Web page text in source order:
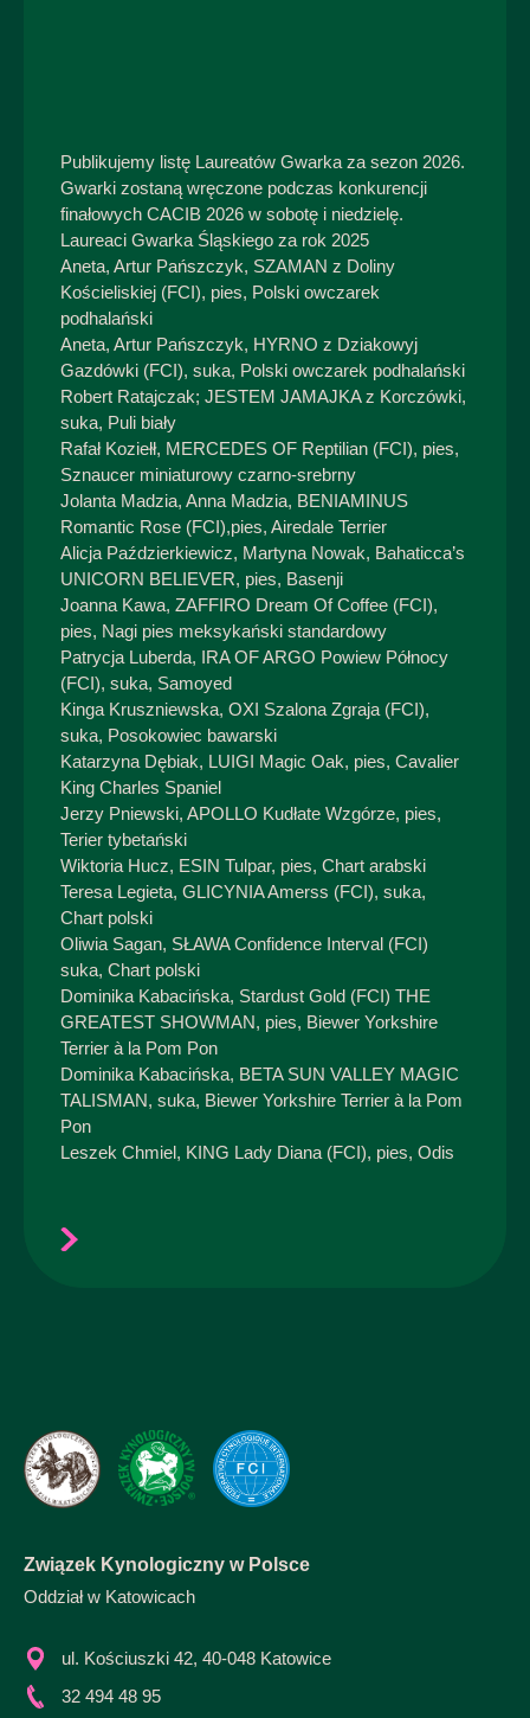
Publikujemy listę Laureatów Gwarka za sezon 2026.
Gwarki zostaną wręczone podczas konkurencji
finałowych CACIB 2026 w sobotę i niedzielę.
Laureaci Gwarka Śląskiego za rok 2025
Aneta, Artur Pańszczyk, SZAMAN z Doliny
Kościeliskiej (FCI), pies, Polski owczarek
podhalański
Aneta, Artur Pańszczyk, HYRNO z Dziakowyj
Gazdówki (FCI), suka, Polski owczarek podhalański
Robert Ratajczak; JESTEM JAMAJKA z Korczówki,
suka, Puli biały
Rafał Koziełł, MERCEDES OF Reptilian (FCI), pies,
Sznaucer miniaturowy czarno-srebrny
Jolanta Madzia, Anna Madzia, BENIAMINUS
Romantic Rose (FCI),pies, Airedale Terrier
Alicja Paździerkiewicz, Martyna Nowak, Bahaticca’s
UNICORN BELIEVER, pies, Basenji
Joanna Kawa, ZAFFIRO Dream Of Coffee (FCI),
pies, Nagi pies meksykański standardowy
Patrycja Luberda, IRA OF ARGO Powiew Północy
(FCI), suka, Samoyed
Kinga Kruszniewska, OXI Szalona Zgraja (FCI),
suka, Posokowiec bawarski
Katarzyna Dębiak, LUIGI Magic Oak, pies, Cavalier
King Charles Spaniel
Jerzy Pniewski, APOLLO Kudłate Wzgórze, pies,
Terier tybetański
Wiktoria Hucz, ESIN Tulpar, pies, Chart arabski
Teresa Legieta, GLICYNIA Amerss (FCI), suka,
Chart polski
Oliwia Sagan, SŁAWA Confidence Interval (FCI)
suka, Chart polski
Dominika Kabacińska, Stardust Gold (FCI) THE
GREATEST SHOWMAN, pies, Biewer Yorkshire
Terrier à la Pom Pon
Dominika Kabacińska, BETA SUN VALLEY MAGIC
TALISMAN, suka, Biewer Yorkshire Terrier à la Pom
Pon
Leszek Chmiel, KING Lady Diana (FCI), pies, Odis
Związek Kynologiczny w Polsce
Oddział w Katowicach
ul. Kościuszki 42, 40-048 Katowice
32 494 48 95